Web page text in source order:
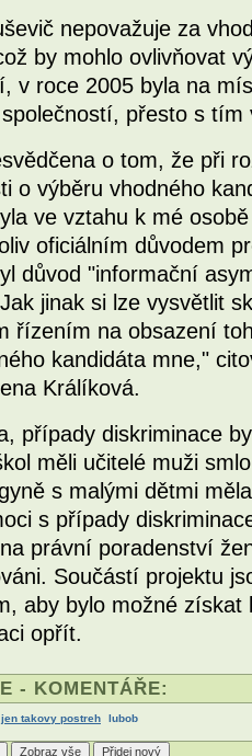
nepovažuje za
by mohlo ovlivňovat
v roce 2005 byla na
přesto s tím
o tom, že při
o výběru vhodného
ve vztahu k mé
oficiálním důvodem
důvod "informační
jinak si lze vysvětlit
řízením na obsazení
kandidáta mne,"
Králíková.
případy diskriminace
měli učitelé muži
s malými dětmi
s případy
právní poradenství
Součástí projektu
aby bylo možné
opřít.
- KOMENTÁŘE:
jen takovy postreh lubob